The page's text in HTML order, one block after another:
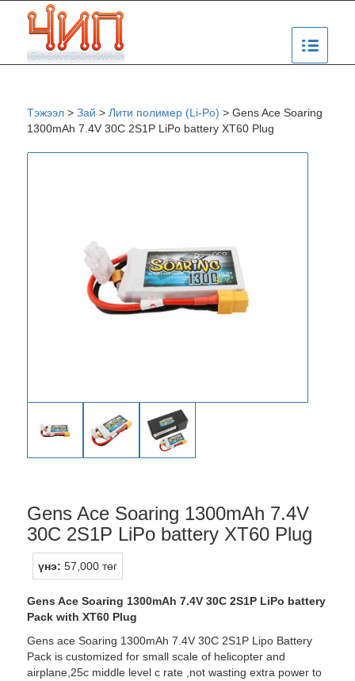
Тэжээл> Зай > Лити полимер (Li-Po) > Gens Ace Soaring
1300mAh 7.4V 30C 2S1P LiPo battery XT60 Plug
Gens Ace Soaring 1300mAh 7.4V
30C 2S1P LiPo battery XT60 Plug
үнэ: 57,000 төг
Gens Ace Soaring 1300mAh 7.4V 30C 2S1P LiPo battery
Pack with XT60 Plug
Gens ace Soaring 1300mAh 7.4V 30C 2S1P Lipo Battery
Pack is customized for small scale of helicopter and
airplane,25c middle level c rate ,not wasting extra power to